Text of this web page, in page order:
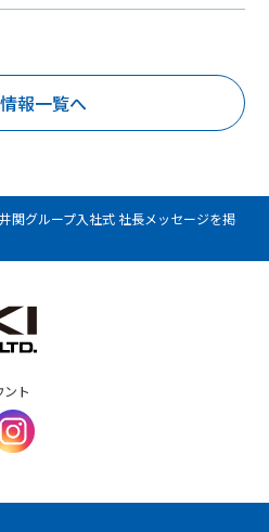
報一覧へ
関グループ入社式 社長メッセージを掲
ト